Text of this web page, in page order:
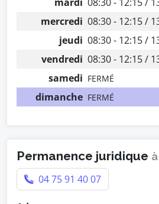
mercredi 08:30 - 12:15 /
jeudi 08:30 - 12:15 /
vendredi 08:30 - 12:15 /
samedi FERMÉ
dimanche FERMÉ
Permanence juridique
04 75 91 40 07